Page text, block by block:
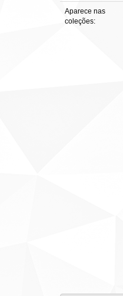
Aparece nas
coleções: